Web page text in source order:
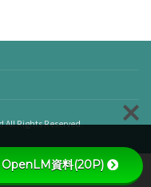
Rights Reserved.
OpenLM資料(20P)